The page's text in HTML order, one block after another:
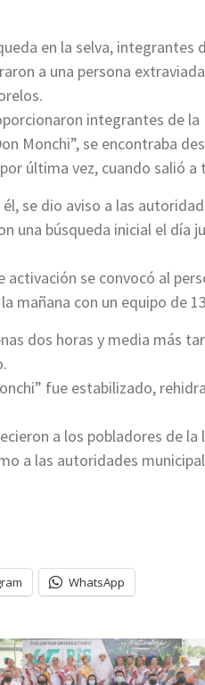
en la selva, integrantes
a una persona
integrantes de
Monchi”, se encontraba
última vez, cuando salió a
se dio aviso a las
una búsqueda inicial el día
se convocó al
mañana con un equipo de
dos horas y media más
fue estabilizado,
a los pobladores de la
a las autoridades
WhatsApp